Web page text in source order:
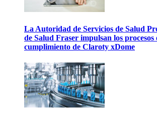
La Autoridad de Servicios de Salud
de Salud Fraser impulsan los
cumplimiento de Claroty xDome